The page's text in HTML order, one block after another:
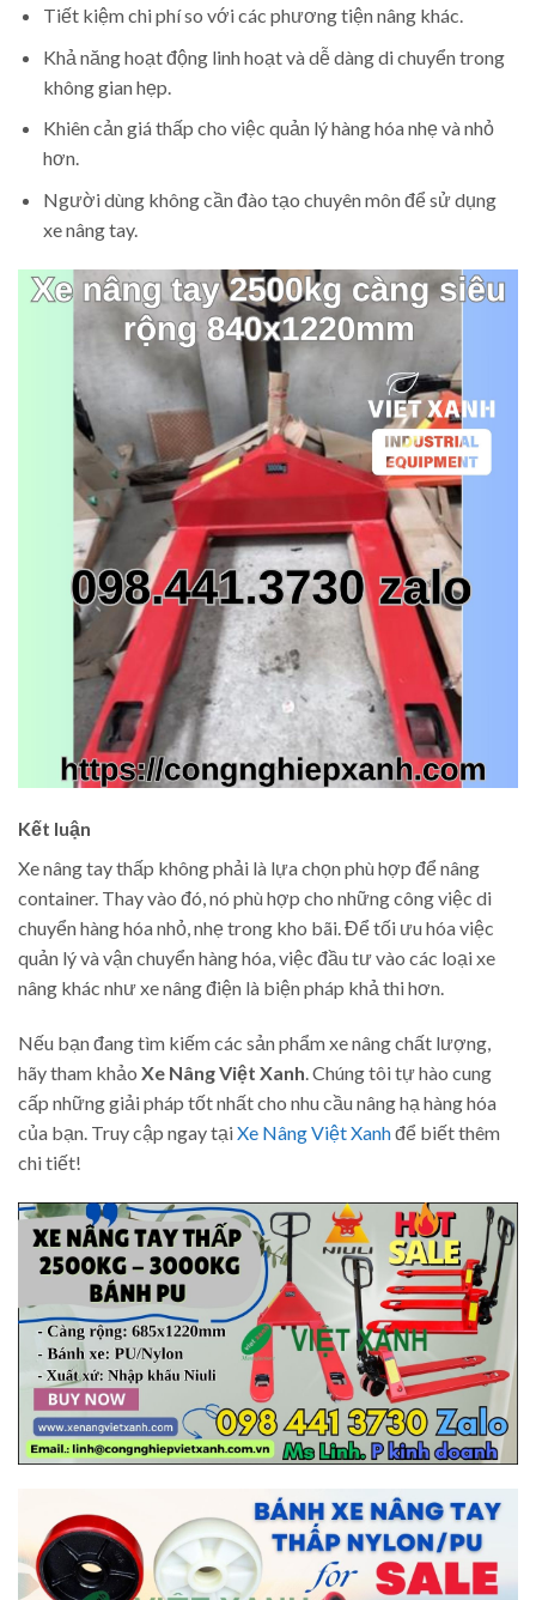
Tiết kiệm chi phí so với các phương tiện nâng khác.
Khả năng hoạt động linh hoạt và dễ dàng di chuyển trong
không gian hẹp.
Khiên cản giá thấp cho việc quản lý hàng hóa nhẹ và nhỏ
hơn.
Người dùng không cần đào tạo chuyên môn để sử dụng
xe nâng tay.
Kết luận
Xe nâng tay thấp không phải là lựa chọn phù hợp để nâng
container. Thay vào đó, nó phù hợp cho những công việc di
chuyển hàng hóa nhỏ, nhẹ trong kho bãi. Để tối ưu hóa việc
quản lý và vận chuyển hàng hóa, việc đầu tư vào các loại xe
nâng khác như xe nâng điện là biện pháp khả thi hơn.
Nếu bạn đang tìm kiếm các sản phẩm xe nâng chất lượng,
hãy tham khảo Xe Nâng Việt Xanh. Chúng tôi tự hào cung
cấp những giải pháp tốt nhất cho nhu cầu nâng hạ hàng hóa
của bạn. Truy cập ngay tạiXe Nâng Việt Xanhđể biết thêm
chi tiết!